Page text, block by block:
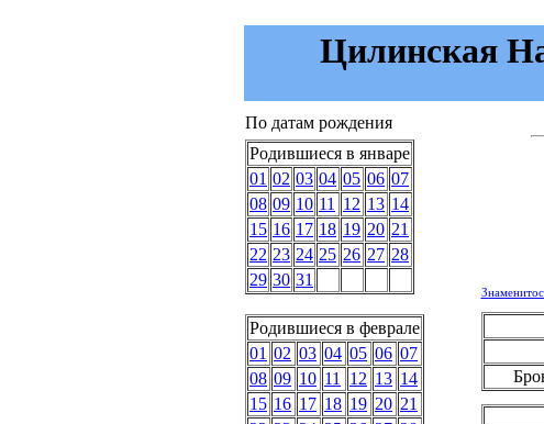
Цилинская
По датам рождения
Родившиеся в январе
01 02 03 04 05 06 07
08 09 10 11 12 13 14
15 16 17 18 19 20 21
22 23 24 25 26 27 28
29 30 31
Родившиеся в феврале
01 02 03 04 05 06 07
08 09 10 11 12 13 14
15 16 17 18 19 20 21